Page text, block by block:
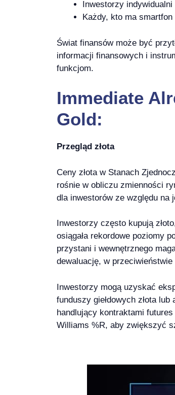
Inwestorzy
Każdy, kto ma
Świat finansów może być
informacji finansowych i
funkcjom.
Immediate
Gold:
Przegląd złota
Ceny złota w Stanach
rośnie w obliczu zmienności
dla inwestorów ze względu
Inwestorzy często kupują
osiągała rekordowe poziomy
przystani i wewnętrznego
dewaluację, w
Inwestorzy mogą uzyskać
funduszy giełdowych złota
handlujący kontraktami
Williams %R, aby zwiększyć